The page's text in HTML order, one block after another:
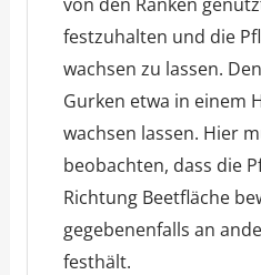
festzuhalten und die
wachsen zu lassen.
Gurken etwa in einem
wachsen lassen. Hier
beobachten, dass die
Richtung Beetfläche
gegebenenfalls an
festhält.